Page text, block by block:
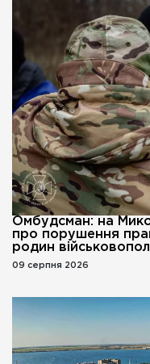
Омбудсман: на
про порушення
родин
09 серпня 2026